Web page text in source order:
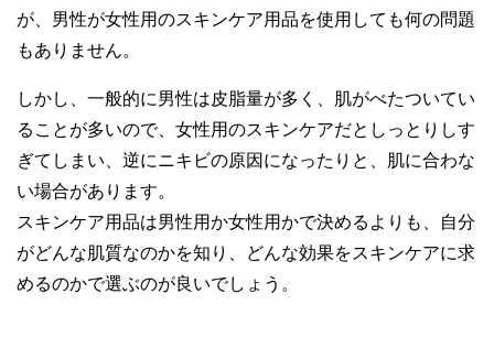
が、男性が女性用のスキンケア用品を使用しても何の問題
もありません。
しかし、一般的に男性は皮脂量が多く、肌がべたついてい
ることが多いので、女性用のスキンケアだとしっとりしす
ぎてしまい、逆にニキビの原因になったりと、肌に合わな
い場合があります。
スキンケア用品は男性用か女性用かで決めるよりも、自分
がどんな肌質なのかを知り、どんな効果をスキンケアに求
めるのかで選ぶのが良いでしょう。